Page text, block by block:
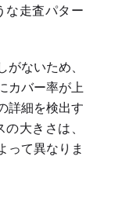
な走査パター
ないため、
カバー率が上
詳細を検出す
大きさは、
って異なりま